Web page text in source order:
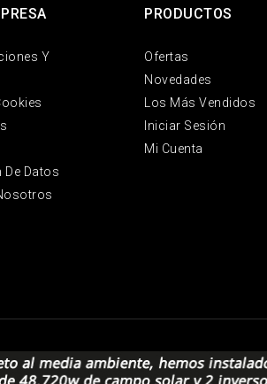
PRODUCTOS
Ofertas
Novedades
Los Más Vendidos
Iniciar Sesión
Mi Cuenta
Y
Datos